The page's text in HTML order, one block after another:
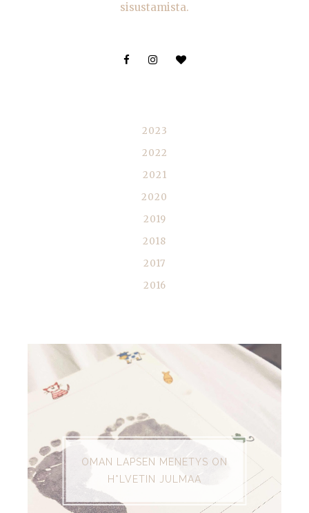
sisustamista.
2023
2022
2021
2020
2019
2018
2017
2016
OMAN LAPSEN MENETYS ON
H*LVETIN JULMAA